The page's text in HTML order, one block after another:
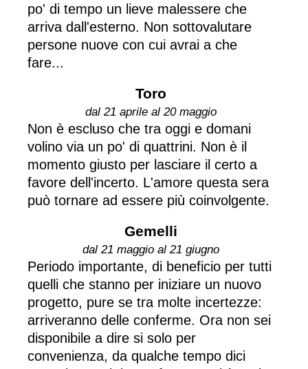
po' di tempo un lieve malessere che
arriva dall'esterno. Non sottovalutare
persone nuove con cui avrai a che
fare...
Toro
dal 21 aprile al 20 maggio
Non è escluso che tra oggi e domani
volino via un po' di quattrini. Non è il
momento giusto per lasciare il certo a
favore dell'incerto. L'amore questa sera
può tornare ad essere più coinvolgente.
Gemelli
dal 21 maggio al 21 giugno
Periodo importante, di beneficio per tutti
quelli che stanno per iniziare un nuovo
progetto, pure se tra molte incertezze:
arriveranno delle conferme. Ora non sei
disponibile a dire si solo per
convenienza, da qualche tempo dici